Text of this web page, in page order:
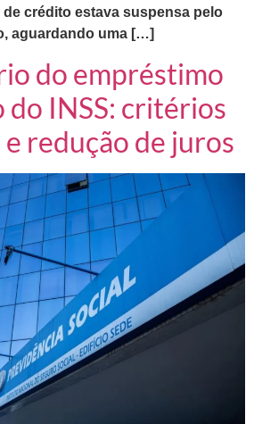
de crédito estava suspensa pelo
aguardando uma […]
do empréstimo
do INSS: critérios
redução de juros